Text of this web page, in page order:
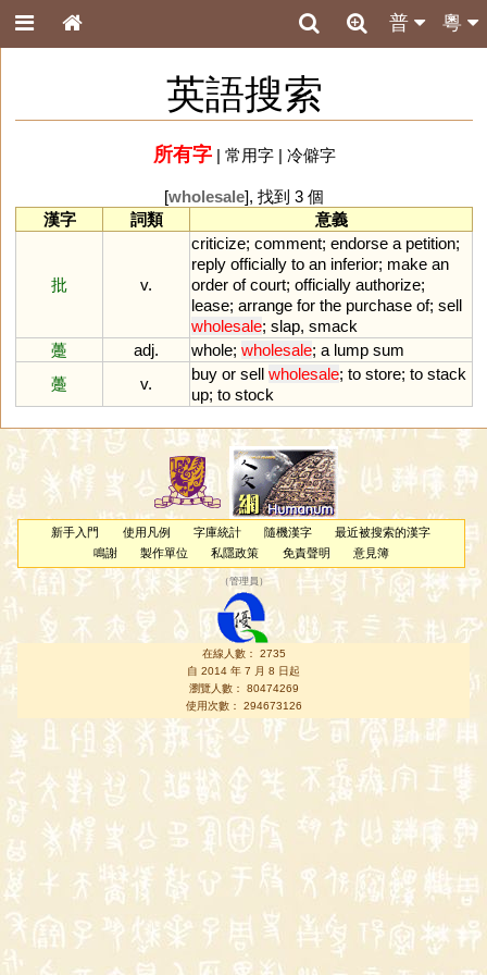
粵
普
英語搜索
所有字| 常用字| 冷僻字
[wholesale], 找到 3 個
漢字
詞類 意義
批 v.
criticize; comment; endorse a petition;
reply officially to an inferior; make an
order of court; officially authorize;
lease; arrange for the purchase of; sell
wholesale; slap, smack
躉
adj. whole; wholesale; a lump sum
躉
v.
buy or sell wholesale; to store; to stack
up; to stock
新手入門 使用凡例 字庫統計 隨機漢字
最近被搜索的漢字
鳴謝
製作單位 私隱政策 免責聲明 意見簿
（管理員 ）
在線人數： 2735
自 2014 年 7 月 8 日起
瀏覽人數： 80474269
使用次數： 294673126